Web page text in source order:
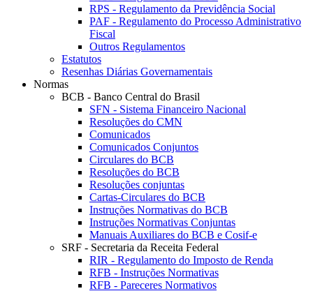
RPS - Regulamento da Previdência Social
PAF - Regulamento do Processo Administrativo
Fiscal
Outros Regulamentos
Estatutos
Resenhas Diárias Governamentais
Normas
BCB - Banco Central do Brasil
SFN - Sistema Financeiro Nacional
Resoluções do CMN
Comunicados
Comunicados Conjuntos
Circulares do BCB
Resoluções do BCB
Resoluções conjuntas
Cartas-Circulares do BCB
Instruções Normativas do BCB
Instruções Normativas Conjuntas
Manuais Auxiliares do BCB e Cosif-e
SRF - Secretaria da Receita Federal
RIR - Regulamento do Imposto de Renda
RFB - Instruções Normativas
RFB - Pareceres Normativos